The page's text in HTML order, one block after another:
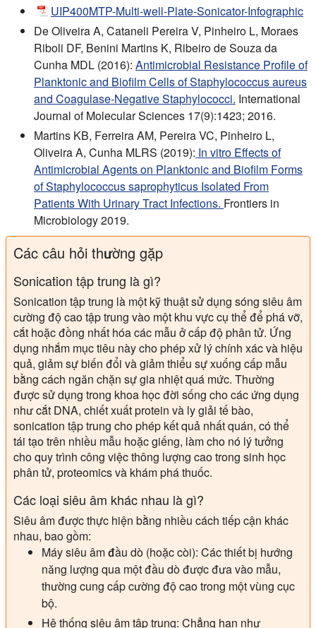
UIP400MTP-Multi-well-Plate-Sonicator-Infographic
De Oliveira A, Cataneli Pereira V, Pinheiro L, Moraes
Riboli DF, Benini Martins K, Ribeiro de Souza da
Cunha MDL (2016): Antimicrobial Resistance Profile of
Planktonic and Biofilm Cells of Staphylococcus aureus
and Coagulase-Negative Staphylococci. International
Journal of Molecular Sciences 17(9):1423; 2016.
Martins KB, Ferreira AM, Pereira VC, Pinheiro L,
Oliveira A, Cunha MLRS (2019): In vitro Effects of
Antimicrobial Agents on Planktonic and Biofilm Forms
of Staphylococcus saprophyticus Isolated From
Patients With Urinary Tract Infections. Frontiers in
Microbiology 2019.
Các câu hỏi thường gặp
Sonication tập trung là gì?
Sonication tập trung là một kỹ thuật sử dụng sóng siêu âm
cường độ cao tập trung vào một khu vực cụ thể để phá vỡ,
cắt hoặc đồng nhất hóa các mẫu ở cấp độ phân tử. Ứng
dụng nhắm mục tiêu này cho phép xử lý chính xác và hiệu
quả, giảm sự biến đổi và giảm thiểu sự xuống cấp mẫu
bằng cách ngăn chặn sự gia nhiệt quá mức. Thường
được sử dụng trong khoa học đời sống cho các ứng dụng
như cắt DNA, chiết xuất protein và ly giải tế bào,
sonication tập trung cho phép kết quả nhất quán, có thể
tái tạo trên nhiều mẫu hoặc giếng, làm cho nó lý tưởng
cho quy trình công việc thông lượng cao trong sinh học
phân tử, proteomics và khám phá thuốc.
Các loại siêu âm khác nhau là gì?
Siêu âm được thực hiện bằng nhiều cách tiếp cận khác
nhau, bao gồm:
Máy siêu âm đầu dò (hoặc còi): Các thiết bị hướng
năng lượng qua một đầu dò được đưa vào mẫu,
thường cung cấp cường độ cao trong một vùng cục
bộ.
Hệ thống siêu âm tập trung: Chẳng hạn như